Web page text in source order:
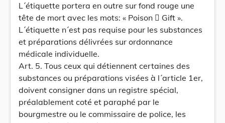
L´étiquette portera en outre sur fond rouge une
tête de mort avec les mots: « Poison  Gift ».
L´étiquette n´est pas requise pour les substances
et préparations délivrées sur ordonnance
médicale individuelle.
Art. 5. Tous ceux qui détiennent certaines des
substances ou préparations visées à l´article 1er,
doivent consigner dans un registre spécial,
préalablement coté et paraphé par le
bourgmestre ou le commissaire de police, les